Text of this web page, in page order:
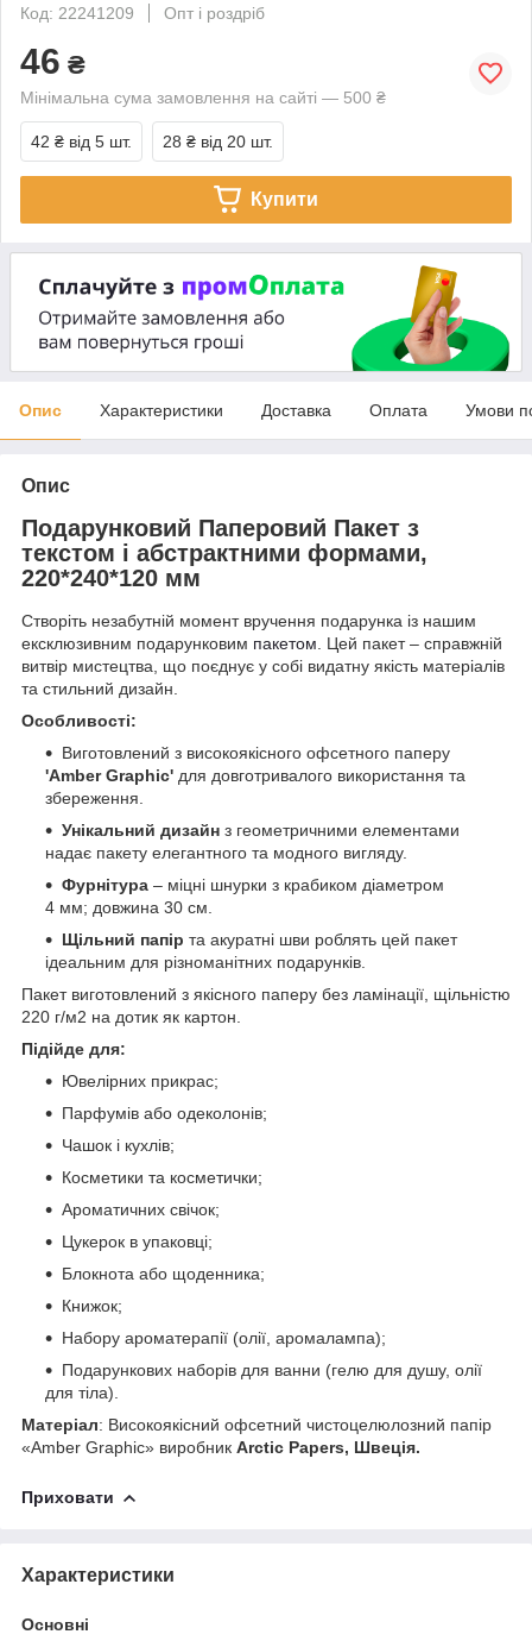
Код: 22241209
Опт і роздріб
46 ₴
Мінімальна сума замовлення на сайті — 500 ₴
42 ₴ від 5 шт. 28 ₴ від 20 шт.
Купити
Опис Характеристики Доставка Оплата Умови
Опис
Подарунковий Паперовий Пакет з
текстом і абстрактними формами,
220*240*120 мм
Створіть незабутній момент вручення подарунка із нашим
ексклюзивним подарунковим пакетом . Цей пакет – справжній
витвір мистецтва, що поєднує у собі видатну якість матеріалів
та стильний дизайн.
Особливості:
Виготовлений з високоякісного офсетного паперу
'Amber Graphic' для довготривалого використання та
збереження.
Унікальний дизайн з геометричними елементами
надає пакету елегантного та модного вигляду.
Фурнітура – міцні шнурки з крабиком діаметром
4 мм; довжина 30 см.
Щільний папір та акуратні шви роблять цей пакет
ідеальним для різноманітних подарунків.
Пакет виготовлений з якісного паперу без ламінації, щільністю
220 г/м2 на дотик як картон.
Підійде для:
Ювелірних прикрас;
Парфумів або одеколонів;
Чашок і кухлів;
Косметики та косметички;
Ароматичних свічок;
Цукерок в упаковці;
Блокнота або щоденника;
Книжок;
Набору ароматерапії (олії, аромалампа);
Подарункових наборів для ванни (гелю для душу, олії
для тіла).
Матеріал: Високоякісний офсетний чистоцелюлозний папір
«Amber Graphic» виробник Arctic Papers, Швеція.
Приховати
Характеристики
Основні